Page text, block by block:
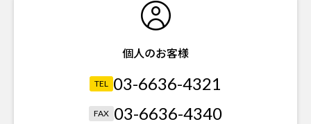
個人のお客様
TEL 03-6636-4321
FAX 03-6636-4340